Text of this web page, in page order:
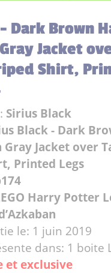
Dark Brown
Jacket
Shirt,
Sirius Black
Black - Dark
Gray Jacket over
Printed Legs
Harry Potter
le: 1 juin 2019
dans: 1 boite
et exclusive